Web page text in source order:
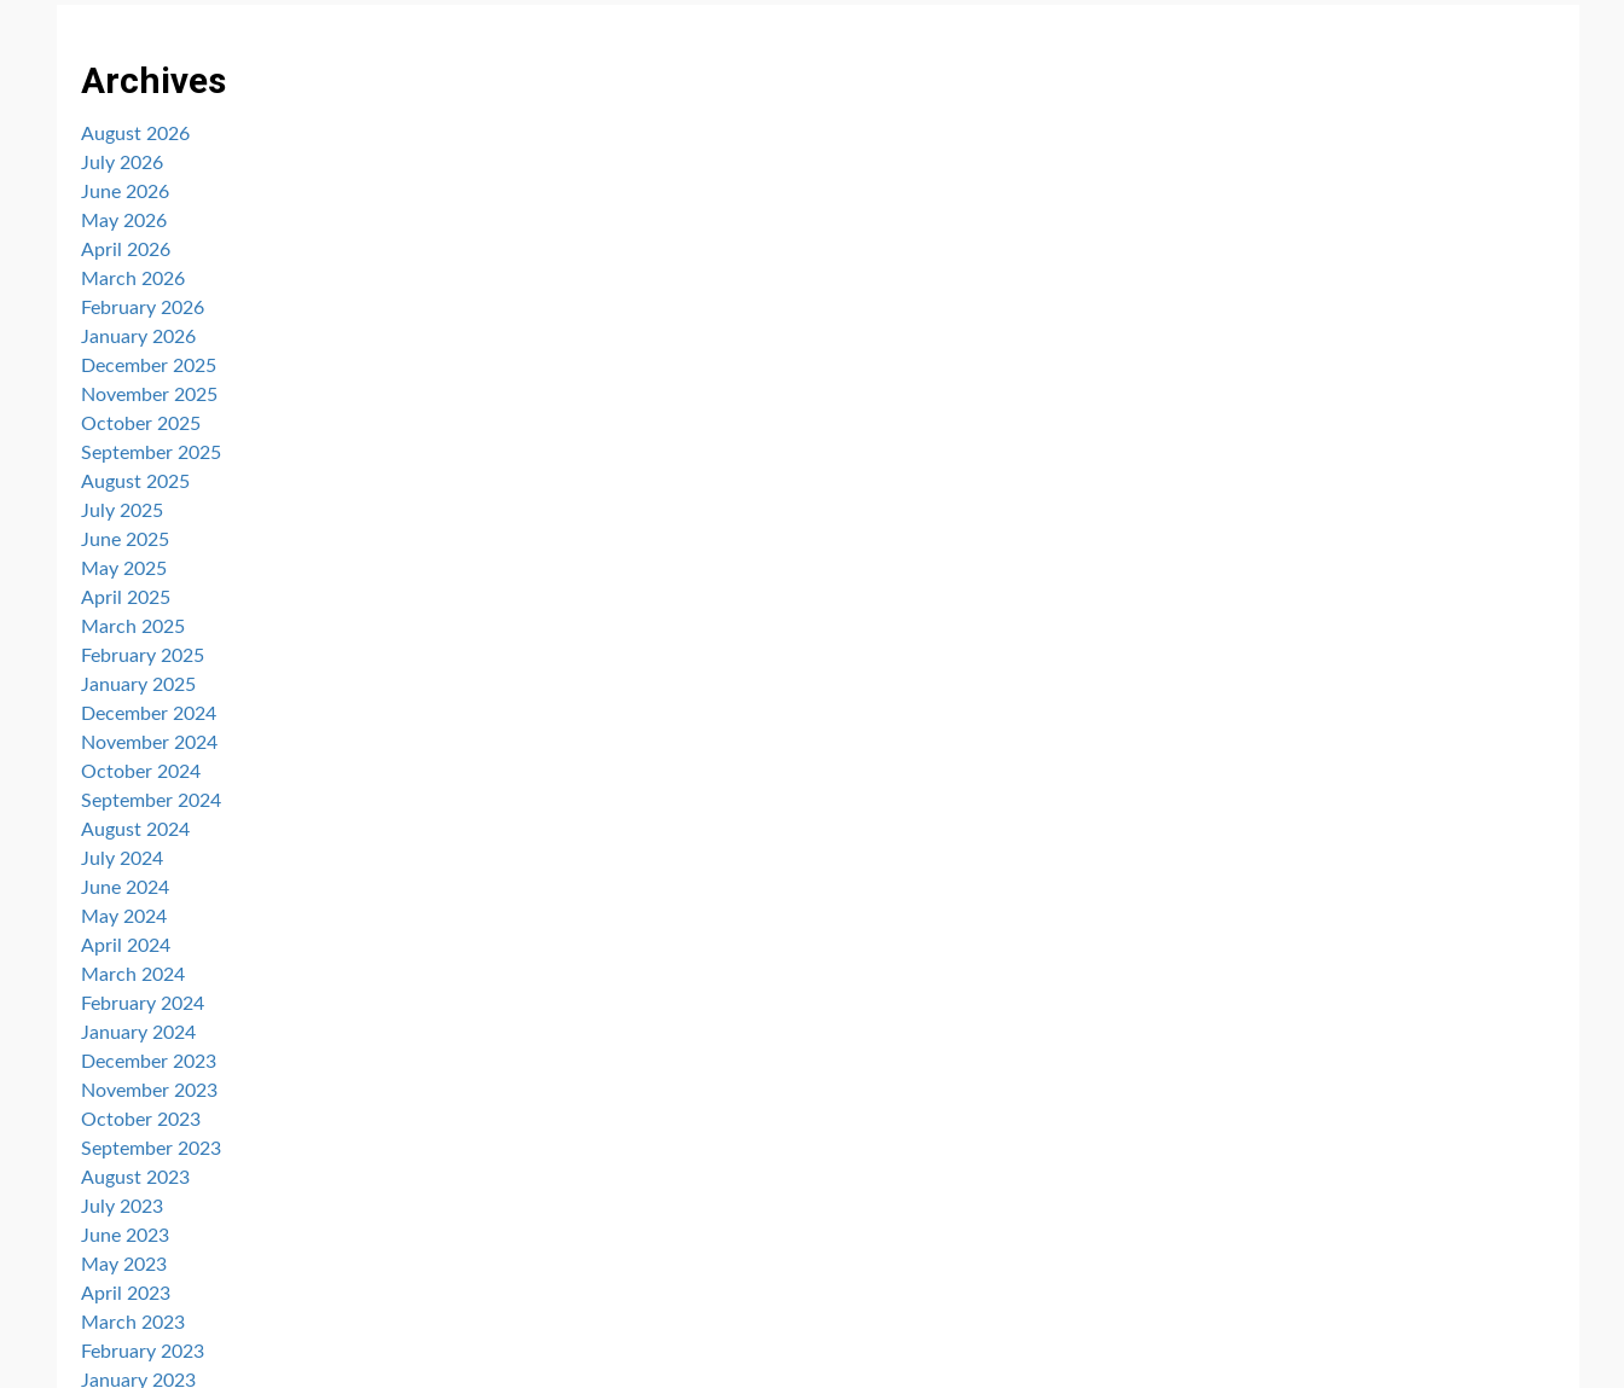
Archives
August 2026
July 2026
June 2026
May 2026
April 2026
March 2026
February 2026
January 2026
December 2025
November 2025
October 2025
September 2025
August 2025
July 2025
June 2025
May 2025
April 2025
March 2025
February 2025
January 2025
December 2024
November 2024
October 2024
September 2024
August 2024
July 2024
June 2024
May 2024
April 2024
March 2024
February 2024
January 2024
December 2023
November 2023
October 2023
September 2023
August 2023
July 2023
June 2023
May 2023
April 2023
March 2023
February 2023
January 2023